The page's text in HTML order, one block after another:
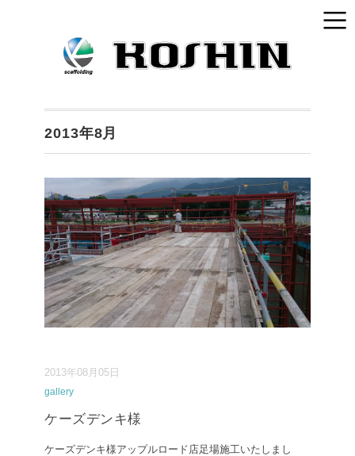
2013年8月
2013年08月05日
gallery
ケーズデンキ様
ケーズデンキ様アップルロード店足場施工いたしまし